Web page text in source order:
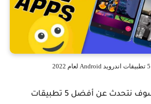
في هذا المقال سوف نتحدث عن أفضل 5 تطبيقات